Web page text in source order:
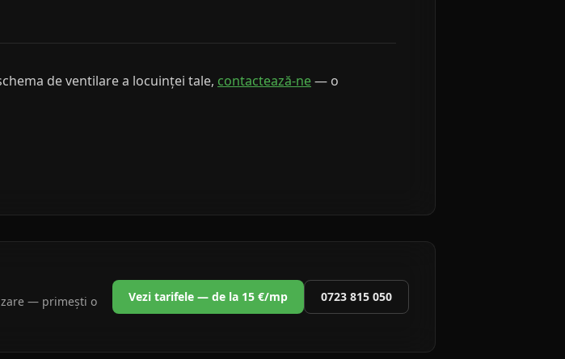
de ventilare a locuinței tale, contactează-ne— o
— primești o
Vezi tarifele — de la 15 €/mp 0723 815 050